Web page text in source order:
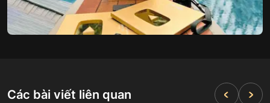
Các bài viết liên quan